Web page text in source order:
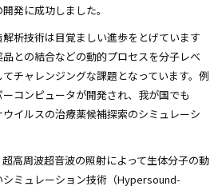
発に成功しました。
析技術は目覚ましい進歩をとげています
との結合などの動的プロセスを分子レベ
チャレンジングな課題となっています。例
コンピュータが開発され、我が国でも
ウイルスの治療薬候補探索のシミュレーシ
高周波超音波の照射によって生体分子の動
ミュレーション技術（Hypersound-